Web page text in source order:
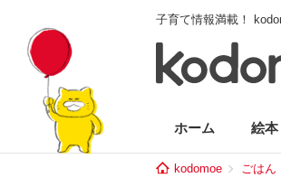
子育て情報満載！
ホーム 絵本
kodomoe ごはん